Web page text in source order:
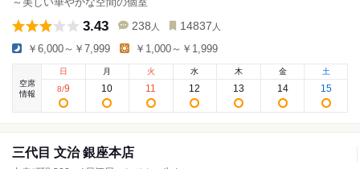
3.43 238 人 14837 人
￥6,000～￥7,999 ￥1,000～￥1,999
空席
情報
日
8/9
月
10
火
11
水
12
木
13
金
14
土
15
三代目 文治 銀座本店